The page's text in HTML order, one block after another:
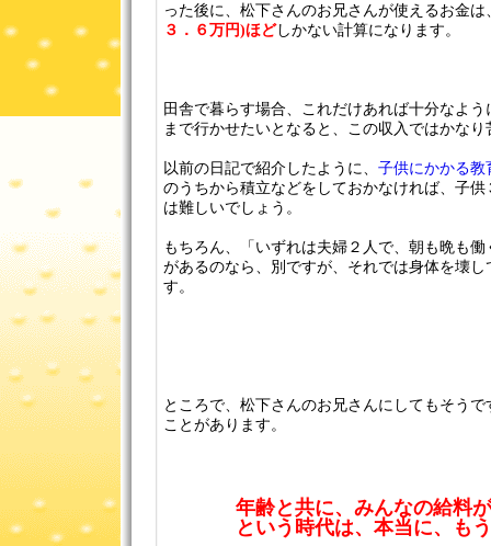
った後に、松下さんのお兄さんが使えるお金は
３．６万円)ほどしかない計算になります。
田舎で暮らす場合、これだけあれば十分なよ
まで行かせたいとなると、この収入ではかな
以前の日記で紹介したように、 子供にかかる教
のうちから積立などをしておかなければ、子
は難しいでしょう。
もちろん、「いずれは夫婦２人で、朝も晩も
があるのなら、別ですが、それでは身体を壊
す。
ところで、松下さんのお兄さんにしてもそう
ことがあります。
年齢と共に、みんなの給料
という時代は、本当に、も